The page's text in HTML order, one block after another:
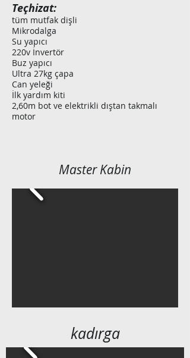
kadırga
Teçhizat:
tüm mutfak dişli
Mikrodalga
Su yapıcı
220v İnvertör
Buz yapıcı
Ultra 27kg çapa
Can yeleği
İlk yardım kiti
2,60m bot ve elektrikli dıştan takmalı
motor
Master Kabin